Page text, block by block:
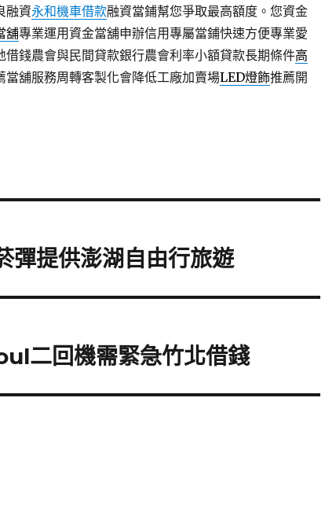
融資永和機車借款融資當鋪幫您爭取最高額度。您資金
舖專業運用資金當舖申辦信用專屬當鋪快速方便專業愛
借錢農會與民間貸款銀行農會利率小額貸款長期條件高
當舖服務周轉客製化會降低工廠加賣場LED燈飾推薦開
彈提供澎湖自由行旅遊
二回機需緊急竹北借錢